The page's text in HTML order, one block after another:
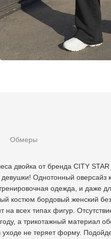
Обмеры
двойка от бренда CITY STAR
Однотонный оверсайз
одежда, и даже
костюм бордовый женский
на всех типах фигур.
а трикотажный материал
не теряет форму.